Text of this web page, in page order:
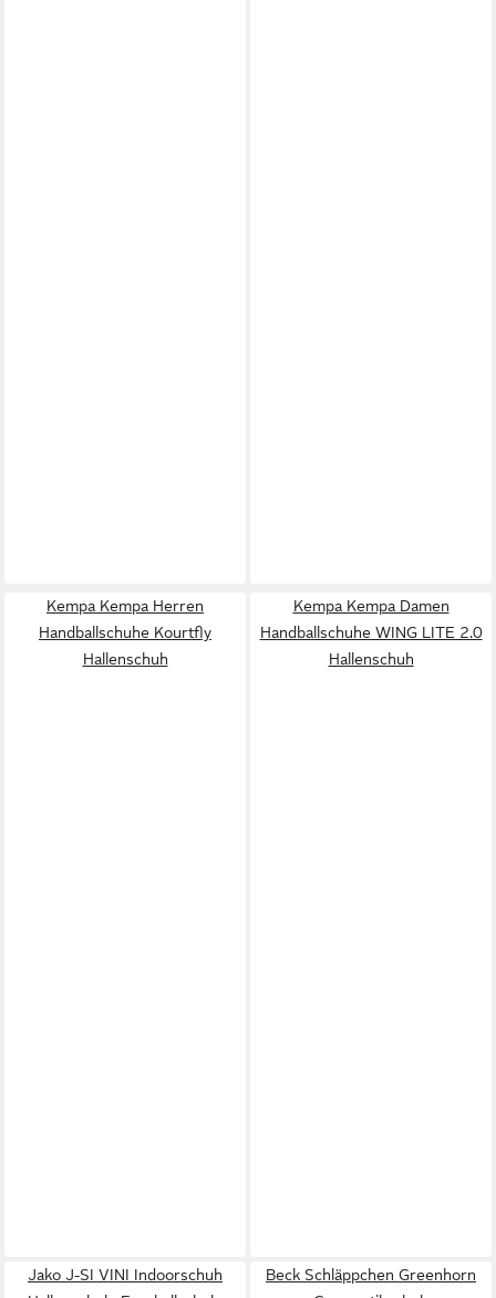
Kempa Kempa Herren
Handballschuhe Kourtfly
Hallenschuh
Kempa Kempa Damen
Handballschuhe WING LITE 2.0
Hallenschuh
Jako J-SI VINI Indoorschuh
Beck Schläppchen Greenhorn